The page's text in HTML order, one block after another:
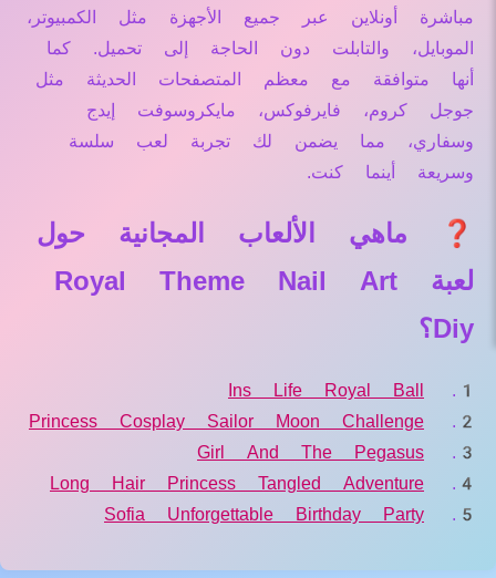
مباشرة أونلاين عبر جميع الأجهزة مثل الكمبيوتر،
الموبايل، والتابلت دون الحاجة إلى تحميل. كما
أنها متوافقة مع معظم المتصفحات الحديثة مثل
جوجل كروم، فايرفوكس، مايكروسوفت إيدج
وسفاري، مما يضمن لك تجربة لعب سلسة
وسريعة أينما كنت.
❓ ماهي الألعاب المجانية حول
لعبة Royal Theme Nail Art
Diy؟
Ins Life Royal Ball
Princess Cosplay Sailor Moon Challenge
Girl And The Pegasus
Long Hair Princess Tangled Adventure
Sofia Unforgettable Birthday Party